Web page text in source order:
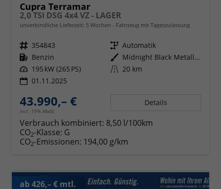
Cupra Terramar
2,0 TSI DSG 4x4 VZ - LAGER
unverbindliche Lieferzeit: 5 Wochen Fahrzeug mit Tageszulassung
Fahrzeugnr. 354843 Getriebe Automatik
Kraftstoff Benzin Außenfarbe
Midnight Black Metallic (0E)
Leistung 195 kW (265 PS) Kilometerstand 20 km
01.11.2025
43.990,– €
incl. 19% MwSt.
Details
Verbrauch kombiniert: 8,50 l/100km
CO2-Klasse: G
CO2-Emissionen: 194,00 g/km
ab 426,– € mtl.